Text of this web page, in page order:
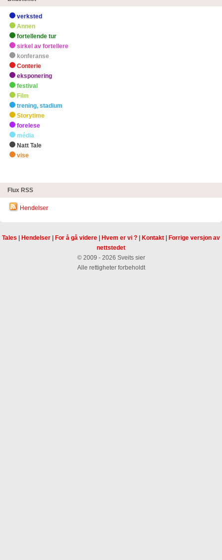
verksted
Annen
fortellende tur
sirkel av fortellere
konferanse
Conterie
eksponering
festival
Film
trening, stadium
Storytime
forelese
média
Natt Tale
vise
Flux RSS
Hendelser
Tales Hendelser For å gå videre Hvem er vi ? Kontakt
Forrige versjon av
nettstedet
© 2009 - 2026 Sveits sier
Alle rettigheter forbeholdt